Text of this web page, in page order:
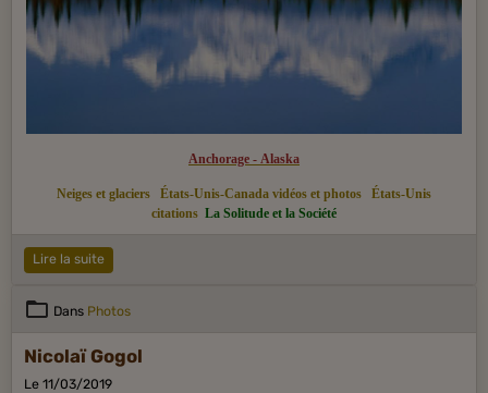
Anchorage - Alaska
Neiges et glaciers États-Unis-Canada vidéos et photos
États-Unis
citations La Solitude et la Société
Lire la suite
Dans Photos
Nicolaï Gogol
Le 11/03/2019